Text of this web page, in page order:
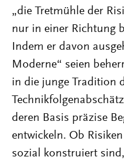
„die Tretmühle der
nur in einer Richtung
Indem er davon
Moderne“ seien
in die junge Tradition
deren Basis präzise
entwickeln. Ob
sozial konstruiert